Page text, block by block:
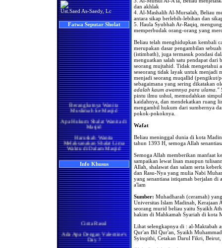
Ust.Saed As-Saedy, Lc
Fatwa Seputar Sholat
Berangkatnya Wanita
Muslimah ke Masjid
Apa Hukum Shalat Wanita di
Masjid
Haruskah Wanita
Melaksanakan Shalat Lima
Waktu di Dalam Masjid
Wanita di Rumah
Berma'mum Kepada Imam
di Masjid
Apakah Shalatnya Seorang
Wanita di rumah Lebih
Utama Ataukah di Masjidil
Haram
Manakah yang Lebih Utama
Bagi Wanita Pada Bulan
Ramadhan, Melaksanakan
Shalat di Masjidil Haram
atau di Rumah
Shalatnya Kaum Wanita
yang Sedang Umrah di
Bulan Ramadhan
Info Khusus
Cinta Rasul
Ada Apa Dengan Valentine's
Day ?
dan akhlak
4. Al-Mashalih Al-Mursalah, Beliau
antara sikap berlebih-lebihan dan
5. Haula Syubhah Ar-Raqiq,
memperbudak orang-orang yang
Beliau telah menghidupkan kembali
merupakan dasar pengambilan
(istimbath), juga termasuk pondasi
menguatkan salah satu pendapat dari
seorang mujtahid. Tidak mengetahui
seseorang tidak layak untuk
menjadi seorang muqallid (pengikut/
sebagaimana yang sering dikatakan
adalah kaum awamnya para ulama."
pintu ilmu ushul, memudahkan
kaidahnya, dan mendekatkan ruang
mengambil hukum dari sumbernya
pokok-pokoknya.
Wafat
Beliau meninggal dunia di kota
tahun 1393 H, semoga Allah
Semoga Allah memberikan manfaat
sampaikan lewat lisan maupun
Allah, shalawat dan salam serta
dan Rasu-Nya yang mulia Nabi
yang senantiasa istiqamah berjalan di
a'lam
Sumber: Muhadharah (ceramah)
Universitas Islam Madinah, Kerajaan
seorang murid beliau yaitu Syaikh
hakim di Mahkamah Syariah di kota
Lihat selengkapnya di : al-Maktabah
Qur'an Bil Qur'an, Syaikh
Syinqithi, Cetakan Darul Fikri,